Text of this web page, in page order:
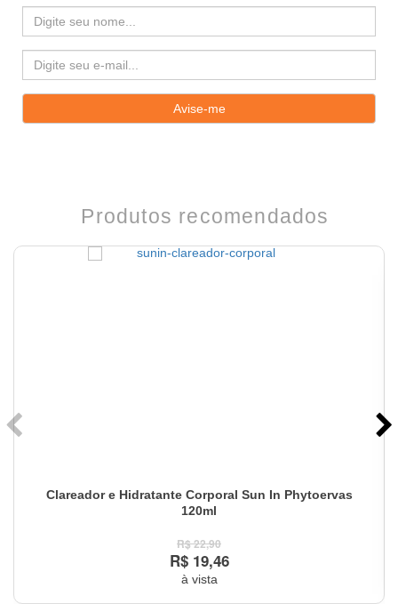
Produtos recomendados
Clareador e Hidratante Corporal Sun In Phytoervas
120ml
R$ 22,90
R$ 19,46
à vista